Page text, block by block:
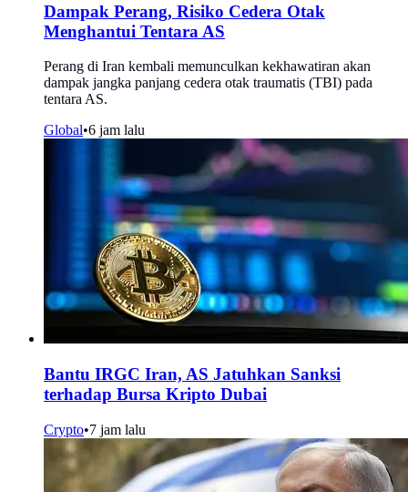
Dampak Perang, Risiko Cedera Otak
Menghantui Tentara AS
Perang di Iran kembali memunculkan kekhawatiran akan
dampak jangka panjang cedera otak traumatis (TBI) pada
tentara AS.
Global•6 jam lalu
Bantu IRGC Iran, AS Jatuhkan Sanksi
terhadap Bursa Kripto Dubai
Crypto•7 jam lalu